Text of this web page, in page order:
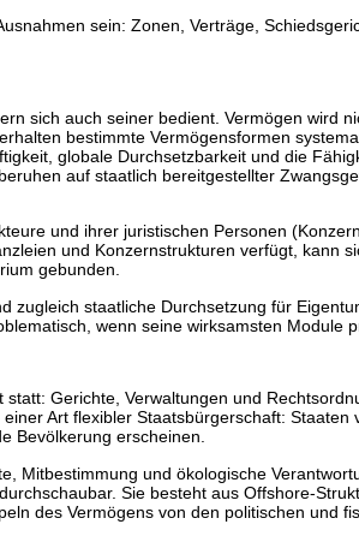
sein: Zonen, Verträge,
sich auch seiner bedient. Vermögen wird
bestimmte Vermögensformen
globale Durchsetzbarkeit und die
auf staatlich bereitgestellter
und ihrer juristischen Personen
und Konzernstrukturen verfügt, kann
gebunden.
staatliche Durchsetzung für
wenn seine wirksamsten Module
Gerichte, Verwaltungen und
Art flexibler Staatsbürgerschaft: Staaten
Bevölkerung erscheinen.
Mitbestimmung und ökologische
Sie besteht aus Offshore-
des Vermögens von den politischen und